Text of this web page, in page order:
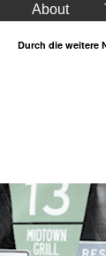
About
Durch die weitere